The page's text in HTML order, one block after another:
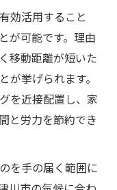
効活用すること
が可能です。理由
移動距離が短いた
が挙げられます。
を近接配置し、家
と労力を節約でき
を手の届く範囲に